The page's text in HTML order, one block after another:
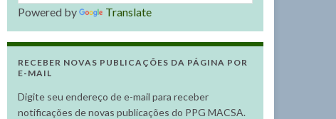
Powered by Translate
RECEBER NOVAS PUBLICAÇÕES DA PÁGINA POR
E-MAIL
Digite seu endereço de e-mail para receber
notificações de novas publicações do PPG MACSA.